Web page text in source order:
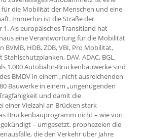
für die Mobilität der Menschen und eine
Immerhin ist die Straße der
Als europäisches Transitland hat
eine Verantwortung für die Mobilität
BVMB, HDB, ZDB, VBI, Pro Mobilität,
DAV, ADAC, BGL,
1.000 Autobahn-Brückenbauwerke sind
BMDV in einem „nicht ausreichenden
Bauwerke in einem „ungenügenden
und damit die
einer Vielzahl an Brücken stark
Brückenbauprogramm nicht – wie von
– umgesetzt, prophezeien die
die den Verkehr über Jahre